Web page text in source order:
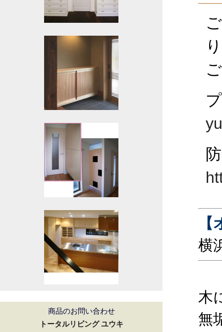
商品のお問い合わせ
トータルリビング ユウキ
横
木
無